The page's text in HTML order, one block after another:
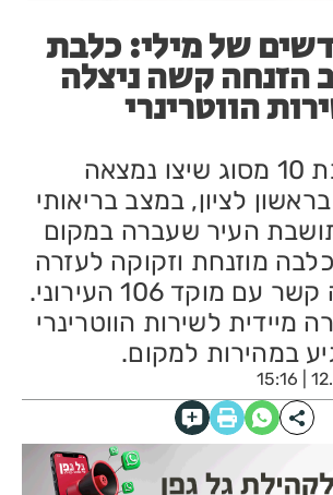
של מילי: כלבת
הזנחה קשה ניצלה
הווטרינרי
מילי, כלבה בת 10 מסוג שיצו נמצאה
לציון, במצב בריאותי
העיר שעברה במקום
מוזנחת וזקוקה לעזרה
דחופה, ויצרה קשר עם מוקד 106 העירוני.
מיידית לשירות הווטרינרי
במהירות למקום.